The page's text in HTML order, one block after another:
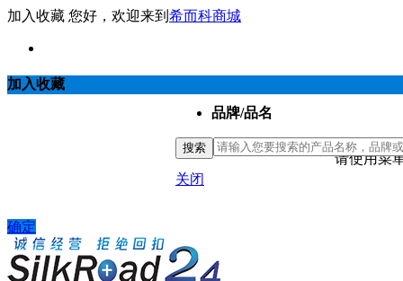
加入收藏 您好，欢迎来到 希而科商城
加入收藏
请使用菜
确定
品牌/品名
搜索
关闭